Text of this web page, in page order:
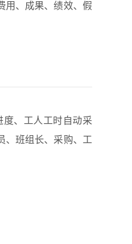
用、成果、绩效、假
、工人工时自动采
、班组长、采购、工